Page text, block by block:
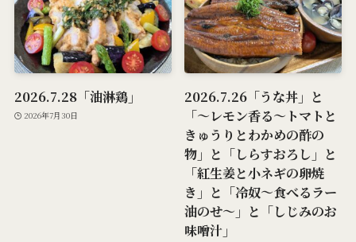
2026.7.28「油淋鶏」
2026年7月30日
2026.7.26「うな丼」と
「～レモン香る～トマトと
きゅうりとわかめの酢の
物」と「しらすおろし」と
「紅生姜と小ネギの卵焼
き」と「冷奴～食べるラー
油のせ～」と「しじみのお
味噌汁」